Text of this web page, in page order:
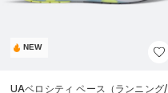
NEW
UAベロシティ ペース（ランニング/